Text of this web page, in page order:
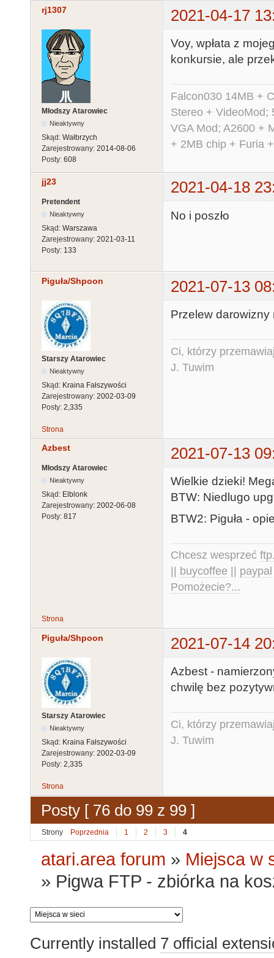
rj1307 2021-04-17
Młodszy Atarowiec
Nieaktywny
Skąd: Wałbrzych
Zarejestrowany: 2014-08-06
Posty: 608
Voy, wpłata z
konkursie, ale
Falcon030 14MB +
Stereo + VideoMod;
VGA Mod; A2600 +
+ 2MB chip + Furia
jj23 2021-04-18
Pretendent
Nieaktywny
Skąd: Warszawa
Zarejestrowany: 2021-03-11
Posty: 133
No i poszło
Piguła/Shpoon 2021-07-13
Starszy Atarowiec
Nieaktywny
Skąd: Kraina Fałszywości
Zarejestrowany: 2002-03-09
Posty: 2,335
Przelew
Ci, którzy
J. Tuwim
Strona
Azbest 2021-07-13
Młodszy Atarowiec
Nieaktywny
Skąd: Elblonk
Zarejestrowany: 2002-06-08
Posty: 817
Wielkie dzieki!
BTW: Niedlugo
BTW2: Piguła -
Chcesz wesprzeć
buycoffee paypal
Pomożecie?...
Strona
Piguła/Shpoon 2021-07-14
Starszy Atarowiec
Nieaktywny
Skąd: Kraina Fałszywości
Zarejestrowany: 2002-03-09
Posty: 2,335
Azbest -
chwilę bez
Ci, którzy
J. Tuwim
Strona
Posty [ 76 do 99 z 99 ]
Strony Poprzednia 1 2 3 4
atari.area forum » Miejsca w
» Pigwa FTP - zbiórka na
Currently installed 7 official